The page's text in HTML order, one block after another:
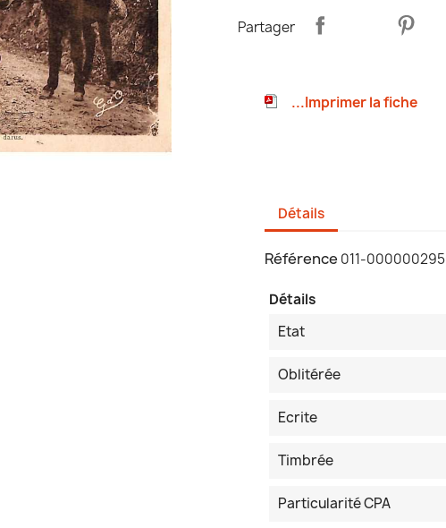
Partager
...Imprimer la fiche
Détails
Référence 011-000000295
Détails
Etat
Oblitérée
Ecrite
Timbrée
Particularité CPA